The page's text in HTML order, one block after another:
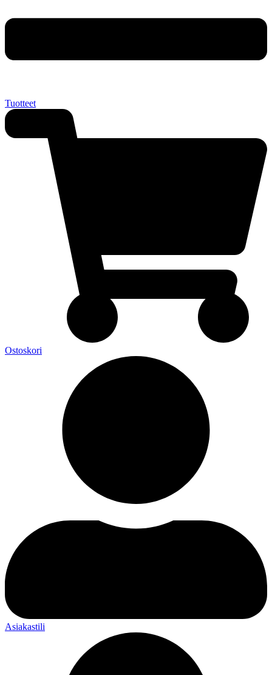
Tuotteet
Ostoskori
Asiakastili